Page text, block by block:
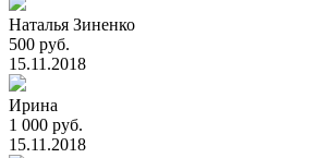
Наталья Зиненко
500 руб.
15.11.2018
Ирина
1 000 руб.
15.11.2018